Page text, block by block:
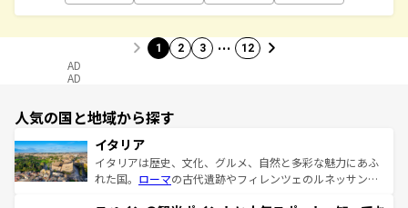
1 2 3 … 12
AD
AD
人気の国と地域から探す
イタリア
イタリアは歴史、文化、グルメ、自然と多彩な魅力にあふ
れた国。 ローマの古代遺跡やフィレンツェのルネッサンス